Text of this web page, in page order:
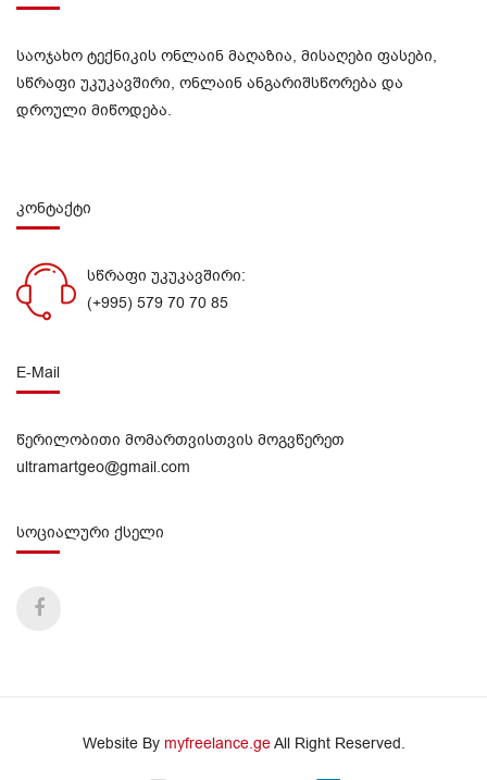
საოჯახო ტექნიკის ონლაინ მაღაზია, მისაღები ფასები,
სწრაფი უკუკავშირი, ონლაინ ანგარიშსწორება და
დროული მიწოდება.
კონტაქტი
სწრაფი უკუკავშირი:
(+995) 579 70 70 85
E-Mail
წერილობითი მომართვისთვის მოგვწერეთ
ultramartgeo@gmail.com
სოციალური ქსელი
Website By myfreelance.geAll Right Reserved.